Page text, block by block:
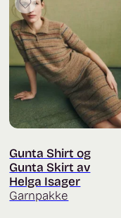
Gunta Shirt og
Gunta Skirt av
Helga Isager
Garnpakke